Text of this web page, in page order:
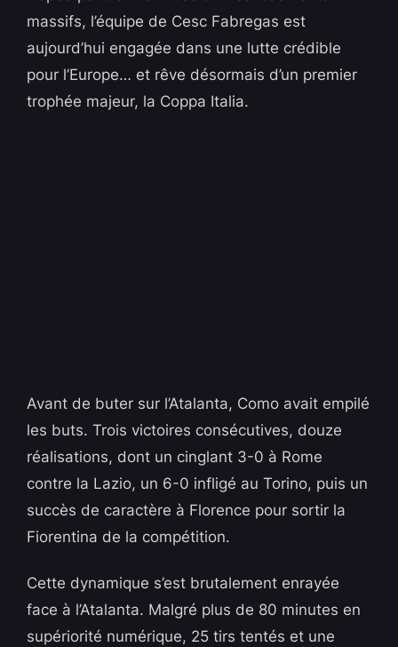
massifs, l’équipe de Cesc Fabregas est
aujourd’hui engagée dans une lutte crédible
pour l’Europe… et rêve désormais d’un premier
trophée majeur, la Coppa Italia.
Avant de buter sur l’Atalanta, Como avait empilé
les buts. Trois victoires consécutives, douze
réalisations, dont un cinglant 3-0 à Rome
contre la Lazio, un 6-0 infligé au Torino, puis un
succès de caractère à Florence pour sortir la
Fiorentina de la compétition.
Cette dynamique s’est brutalement enrayée
face à l’Atalanta. Malgré plus de 80 minutes en
supériorité numérique, 25 tirs tentés et une